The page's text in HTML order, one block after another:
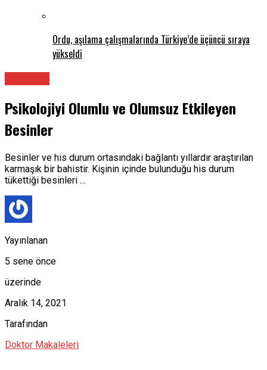
Ordu, aşılama çalışmalarında Türkiye’de üçüncü sıraya
yükseldi
Psikolojiyi Olumlu ve Olumsuz Etkileyen
Besinler
Besinler ve his durum ortasındaki bağlantı yıllardır araştırılan
karmaşık bir bahistir. Kişinin içinde bulunduğu his durum
tükettiği besinleri …
Yayınlanan
5 sene önce
üzerinde
Aralık 14, 2021
Tarafından
Doktor Makaleleri